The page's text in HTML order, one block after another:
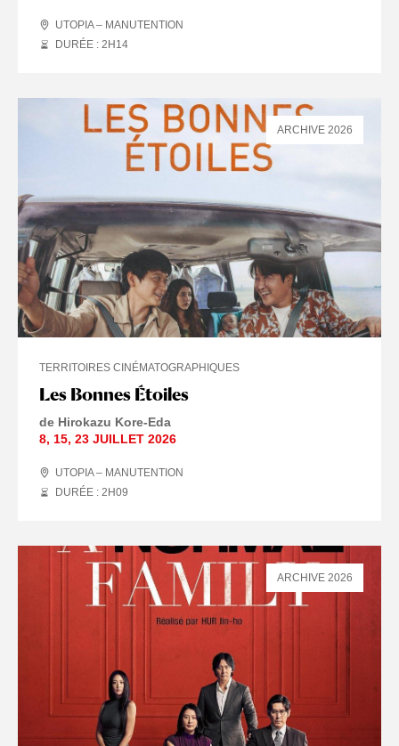
UTOPIA – MANUTENTION
DURÉE : 2 H 14
Les Bonnes Étoiles
TERRITOIRES CINÉMATOGRAPHIQUES
de Hirokazu Kore-Eda
8, 15, 23 JUILLET 2026
UTOPIA – MANUTENTION
DURÉE : 2 H09
ARCHIVE 2026
ARCHIVE 2026